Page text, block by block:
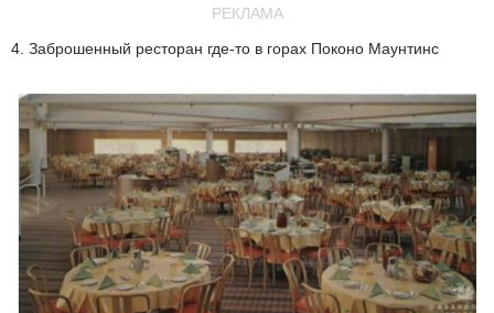
РЕКЛАМА
4. Заброшенный ресторан где-то в горах Поконо Маунтинс